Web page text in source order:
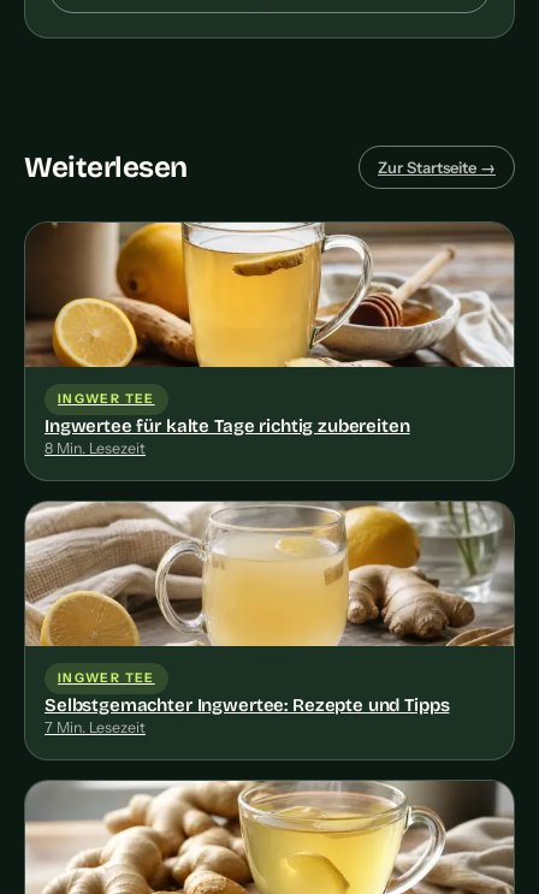
Weiterlesen Zur Startseite →
INGWER TEE
Ingwertee für kalte Tage richtig zubereiten
8 Min. Lesezeit
INGWER TEE
Selbstgemachter Ingwertee: Rezepte und Tipps
7 Min. Lesezeit